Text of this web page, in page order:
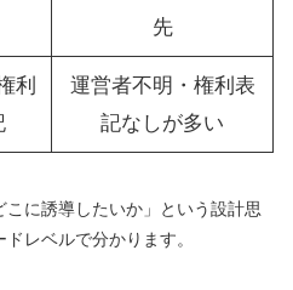
先
利
運営者不明・権利表
記なしが多い
に誘導したいか」という設計思
レベルで分かります。